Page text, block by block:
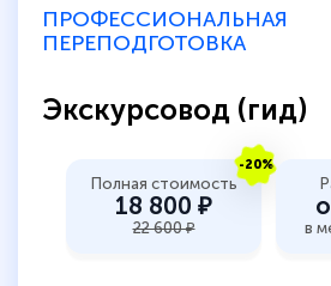
ПРОФЕССИОНАЛЬНАЯ
ПЕРЕПОДГОТОВКА
Экскурсовод (гид)
-20%
Полная стоимость
18 800 ₽
22 600 ₽ в